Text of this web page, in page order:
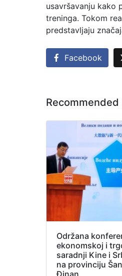
usavršavanju kako
treninga. Tokom
predstavljaju
Facebook
Recommended
Održana
ekonomskoj i
saradnji Kine i
na provinciju